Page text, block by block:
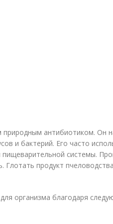
природным антибиотиком. Он
и бактерий. Его часто
системы.
Глотать продукт
организма благодаря